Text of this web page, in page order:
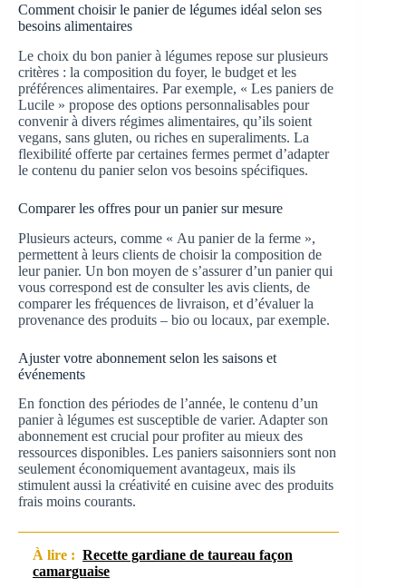
Comment choisir le panier de légumes idéal selon ses
besoins alimentaires
Le choix du bon panier à légumes repose sur plusieurs
critères : la composition du foyer, le budget et les
préférences alimentaires. Par exemple, « Les paniers de
Lucile » propose des options personnalisables pour
convenir à divers régimes alimentaires, qu’ils soient
vegans, sans gluten, ou riches en superaliments. La
flexibilité offerte par certaines fermes permet d’adapter
le contenu du panier selon vos besoins spécifiques.
Comparer les offres pour un panier sur mesure
Plusieurs acteurs, comme « Au panier de la ferme »,
permettent à leurs clients de choisir la composition de
leur panier. Un bon moyen de s’assurer d’un panier qui
vous correspond est de consulter les avis clients, de
comparer les fréquences de livraison, et d’évaluer la
provenance des produits – bio ou locaux, par exemple.
Ajuster votre abonnement selon les saisons et
événements
En fonction des périodes de l’année, le contenu d’un
panier à légumes est susceptible de varier. Adapter son
abonnement est crucial pour profiter au mieux des
ressources disponibles. Les paniers saisonniers sont non
seulement économiquement avantageux, mais ils
stimulent aussi la créativité en cuisine avec des produits
frais moins courants.
À lire : Recette gardiane de taureau façon
camarguaise